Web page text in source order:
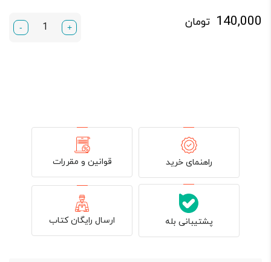
140,000 تومان +
-
راهنمای خرید قوانین و مقررات
پشتیبانی بله ارسال رایگان کتاب